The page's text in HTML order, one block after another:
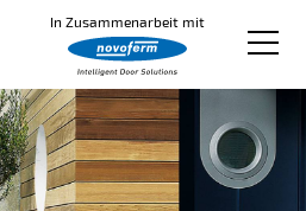
In Zusammenarbeit mit